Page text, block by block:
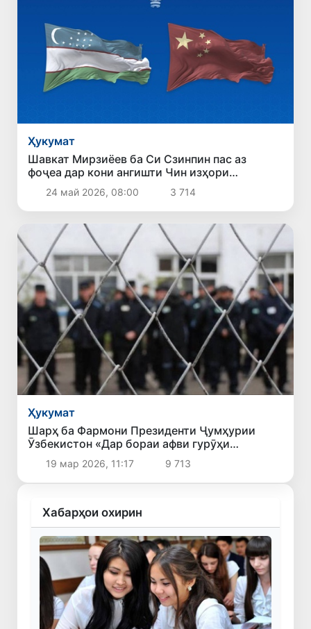
Ҳукумат
Шавкат Мирзиёев ба Си Сзинпин пас аз
фоҷеа дар кони ангишти Чин изҳори
ҳамдардӣ кард
24 май 2026, 08:00 3 714
Ҳукумат
Шарҳ ба Фармони Президенти Ҷумҳурии
Ӯзбекистон «Дар бораи афви гурӯҳи
шахсоне, ки ҷазо адо мекунанд ва аз кирдори
худ самимона пушаймон шуда, қатъӣ ба роҳи
ислоҳ гузаштаанд»
19 мар 2026, 11:17 9 713
Хабарҳои охирин